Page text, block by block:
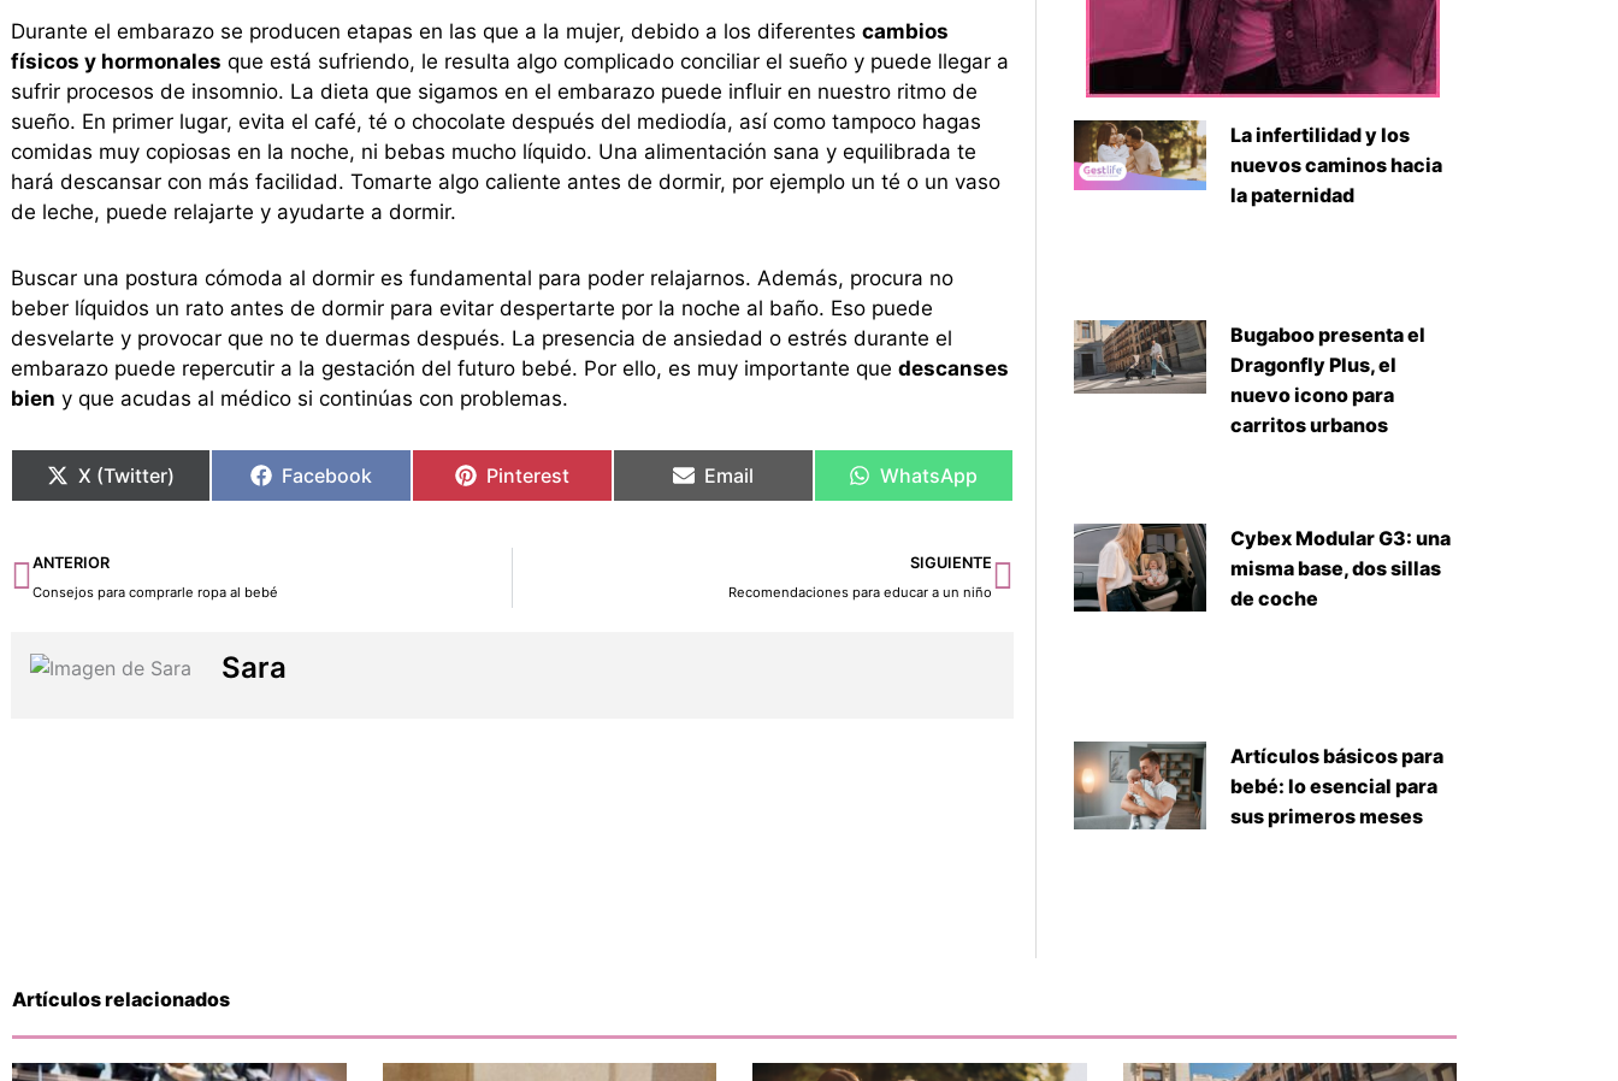
Durante el embarazo se producen etapas en las que a la mujer, debido a los diferentes cambios
físicos y hormonales que está sufriendo, le resulta algo complicado conciliar el sueño y puede llegar a
sufrir procesos de insomnio. La dieta que sigamos en el embarazo puede influir en nuestro ritmo de
sueño. En primer lugar, evita el café, té o chocolate después del mediodía, así como tampoco hagas
comidas muy copiosas en la noche, ni bebas mucho líquido. Una alimentación sana y equilibrada te
hará descansar con más facilidad. Tomarte algo caliente antes de dormir, por ejemplo un té o un vaso
de leche, puede relajarte y ayudarte a dormir.
Buscar una postura cómoda al dormir es fundamental para poder relajarnos. Además, procura no
beber líquidos un rato antes de dormir para evitar despertarte por la noche al baño. Eso puede
desvelarte y provocar que no te duermas después. La presencia de ansiedad o estrés durante el
embarazo puede repercutir a la gestación del futuro bebé. Por ello, es muy importante que descanses
bien y que acudas al médico si continúas con problemas.
X (Twitter) Facebook Pinterest Email WhatsApp
Ant
ANTERIOR
Consejos para comprarle ropa al bebé
SIGUIENTE
Recomendaciones para educar a un niño
Siguiente
Sara
La infertilidad y los
nuevos caminos hacia
la paternidad
Bugaboo presenta el
Dragonfly Plus, el
nuevo icono para
carritos urbanos
Cybex Modular G3: una
misma base, dos sillas
de coche
Artículos básicos para
bebé: lo esencial para
sus primeros meses
Artículos relacionados